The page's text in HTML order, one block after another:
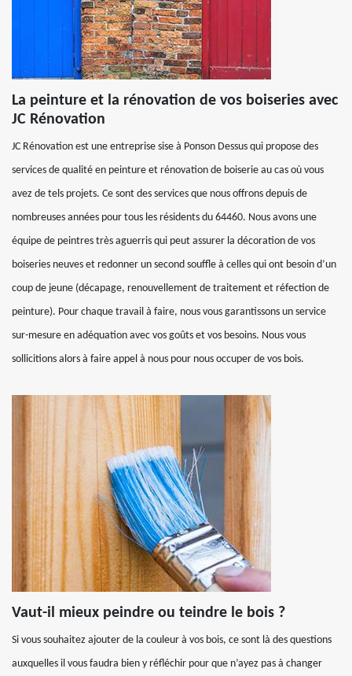
La peinture et la rénovation de vos boiseries avec
JC Rénovation
JC Rénovation est une entreprise sise à Ponson Dessus qui propose des
services de qualité en peinture et rénovation de boiserie au cas où vous
avez de tels projets. Ce sont des services que nous offrons depuis de
nombreuses années pour tous les résidents du 64460. Nous avons une
équipe de peintres très aguerris qui peut assurer la décoration de vos
boiseries neuves et redonner un second souffle à celles qui ont besoin d’un
coup de jeune (décapage, renouvellement de traitement et réfection de
peinture). Pour chaque travail à faire, nous vous garantissons un service
sur-mesure en adéquation avec vos goûts et vos besoins. Nous vous
sollicitions alors à faire appel à nous pour nous occuper de vos bois.
Vaut-il mieux peindre ou teindre le bois ?
Si vous souhaitez ajouter de la couleur à vos bois, ce sont là des questions
auxquelles il vous faudra bien y réfléchir pour que n’ayez pas à changer